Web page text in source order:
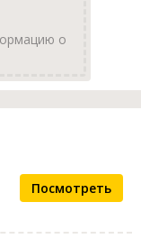
о
Посмотреть